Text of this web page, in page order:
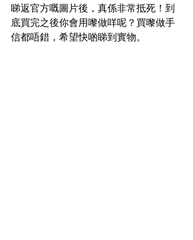
睇返官方嘅圖片後，真係非常抵死！到
底買完之後你會用嚟做咩呢？買嚟做手
信都唔錯，希望快啲睇到實物。